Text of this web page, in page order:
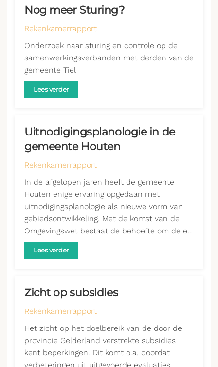
Nog meer Sturing?
Rekenkamerrapport
Onderzoek naar sturing en controle op de
samenwerkingsverbanden met derden van de
gemeente Tiel
Lees verder
Uitnodigingsplanologie in de
gemeente Houten
Rekenkamerrapport
In de afgelopen jaren heeft de gemeente
Houten enige ervaring opgedaan met
uitnodigingsplanologie als nieuwe vorm van
gebiedsontwikkeling. Met de komst van de
Omgevingswet bestaat de behoefte om de e…
Lees verder
Zicht op subsidies
Rekenkamerrapport
Het zicht op het doelbereik van de door de
provincie Gelderland verstrekte subsidies
kent beperkingen. Dit komt o.a. doordat
verbeteringen uit uitgevoerde evaluaties